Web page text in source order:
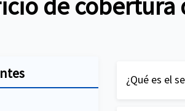
de cobertura
¿Qué es el